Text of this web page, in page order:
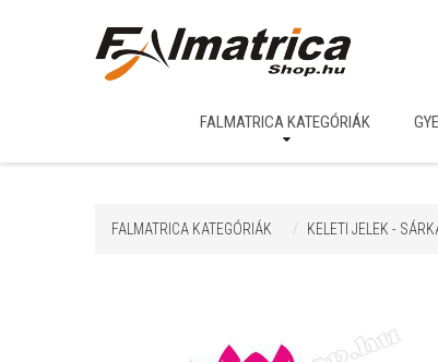
FALMATRICA KATEGÓRIÁK
FALMATRICA KATEGÓRIÁK KELETI JELEK -